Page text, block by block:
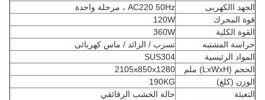
الجهد االكهربى
AC220 50Hz ، مرحلة واحدة
قوة المحرك
120W
القوة الكلية
360W
حراسة المشتبه
تسرب / الزائد / ماس كهربائى
المواد الرئيسية
SUS304
الحجم (LxWxH) ملم
2105x850x1280
الوزن (كلغ)
190KG
التعبئة
حالة الخشب الرقائقي